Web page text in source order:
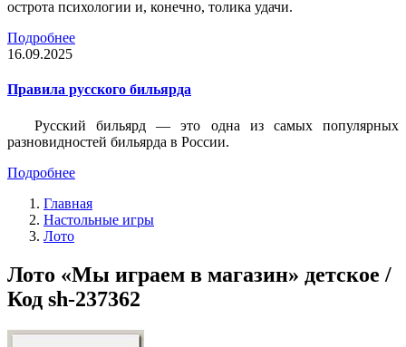
острота психологии и, конечно, толика удачи.
Подробнее
16.09.2025
Правила русского бильярда
Русский бильярд — это одна из самых популярных
разновидностей бильярда в России.
Подробнее
Главная
Настольные игры
Лото
Лото «Мы играем в магазин» детское /
Код sh-237362